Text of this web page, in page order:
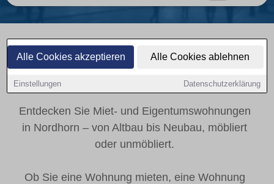
Alle Cookies akzeptieren Alle Cookies ablehnen
Einstellungen Datenschutzerklärung
Wohnungen Nordhorn
Ihr Wohnungsmarkt in Nordhorn - regional stark
Entdecken Sie Miet- und Eigentumswohnungen
in Nordhorn – von Altbau bis Neubau, möbliert
oder unmöbliert.
Ob Sie eine Wohnung mieten, eine Wohnung